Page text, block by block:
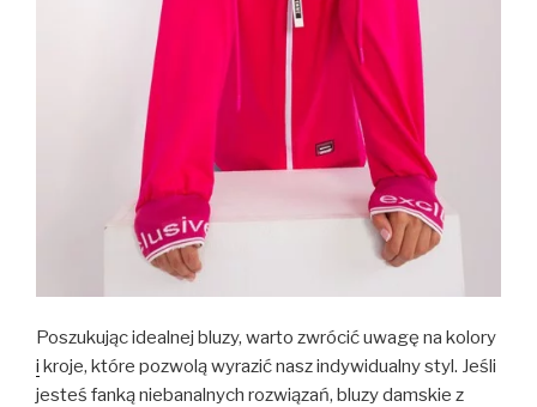
Poszukując idealnej bluzy, warto zwrócić uwagę na kolory
i kroje, które pozwolą wyrazić nasz indywidualny styl. Jeśli
jesteś fanką niebanalnych rozwiązań, bluzy damskie z